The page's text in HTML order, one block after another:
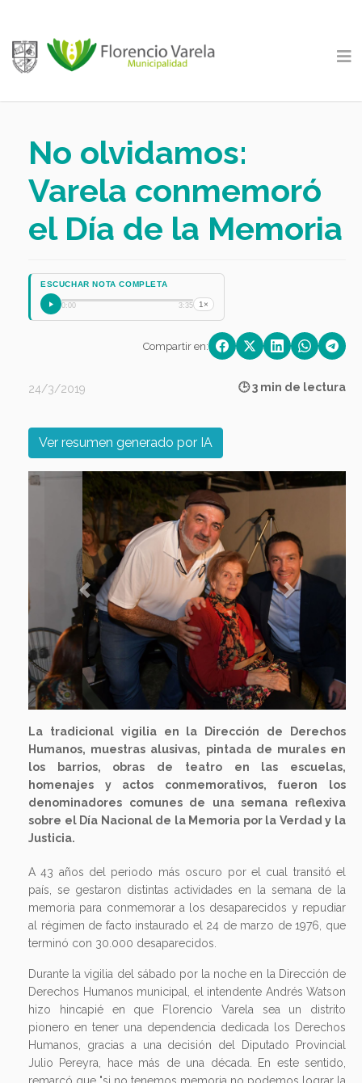
No olvidamos:
Varela conmemoró
el Día de la Memoria
ESCUCHAR NOTA COMPLETA
0:00 3:35 1×
Compartir en:
24/3/2019 🕒 3 min de lectura
Ver resumen generado por IA
Previous Next
La tradicional vigilia en la Dirección de Derechos
Humanos, muestras alusivas, pintada de murales en
los barrios, obras de teatro en las escuelas,
homenajes y actos conmemorativos, fueron los
denominadores comunes de una semana reflexiva
sobre el Día Nacional de la Memoria por la Verdad y la
Justicia.
A 43 años del periodo más oscuro por el cual transitó el
país, se gestaron distintas actividades en la semana de la
memoria para conmemorar a los desaparecidos y repudiar
al régimen de facto instaurado el 24 de marzo de 1976, que
terminó con 30.000 desaparecidos.
Durante la vigilia del sábado por la noche en la Dirección de
Derechos Humanos municipal, el intendente Andrés Watson
hizo hincapié en que Florencio Varela sea un distrito
pionero en tener una dependencia dedicada los Derechos
Humanos, gracias a una decisión del Diputado Provincial
Julio Pereyra, hace más de una década. En este sentido,
remarcó que "si no tenemos memoria no podemos lograr la